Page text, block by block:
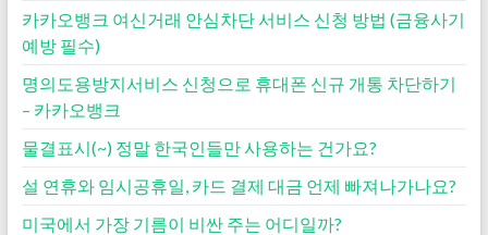
카카오뱅크 여신거래 안심차단 서비스 신청 방법 (금융사기
예방 필수)
명의도용방지서비스 신청으로 휴대폰 신규 개통 차단하기
– 카카오뱅크
물결표시(~) 정말 한국인들만 사용하는 건가요?
설 연휴와 임시공휴일, 카드 결제 대금 언제 빠져나가나요?
미국에서 가장 기름이 비싼 주는 어디일까?